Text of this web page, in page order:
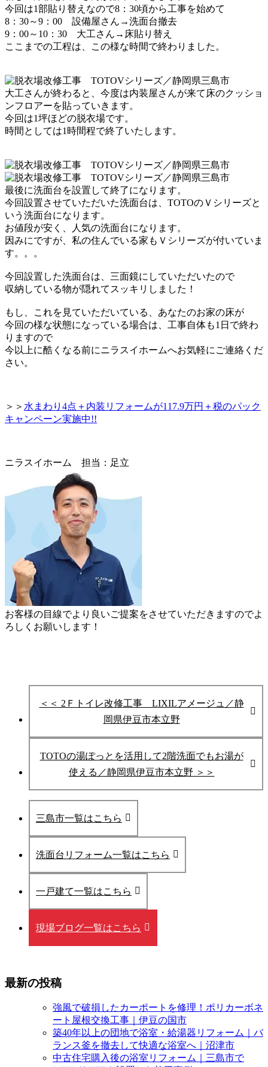
今回は1部貼り替えなので8：30頃から工事を始めて
8：30～9：00 設備屋さん→洗面台撤去
9：00～10：30 大工さん→床貼り替え
ここまでの工程は、この様な時間で終わりました。
大工さんが終わると、今度は内装屋さんが来て 床のクッショ
ンフロアーを貼っていきます。
今回は1坪ほどの脱衣場です。
時間としては1時間程で終了いたします。
最後に洗面台を設置して終了になります。
今回設置させていただいた洗面台は、 TOTOのＶシリーズと
いう洗面台になります。
お値段が安く、人気の洗面台になります。
因みにですが、私の住んでいる家もＶシリーズが付いていま
す。。。
今回設置した洗面台は、三面鏡にしていただいたので
収納している物が隠れてスッキリしました！
もし、これを見ていただいている、あなたのお家の床が
今回の様な状態になっている場合は、 工事自体も1日で終わ
りますので
今以上に酷くなる前にニラスイホームへお気軽にご連絡くだ
さい。
＞＞ 水まわり4点＋内装リフォームが117.9万円＋税のパック
キャンペーン実施中!!
ニラスイホーム 担当：足立
お客様の目線でより良いご提案をさせていただきますのでよ
ろしくお願いします！
＜＜ 2Ｆトイレ改修工事 LIXILアメージュ／静
岡県伊豆市本立野
TOTOの湯ぽっとを活用して2階洗面でもお湯が
使える／静岡県伊豆市本立野 ＞＞
三島市一覧はこちら
洗面台リフォーム一覧はこちら
一戸建て一覧はこちら
現場ブログ一覧はこちら
最新の投稿
強風で破損したカーポートを修理！ポリカーボネ
ート屋根交換工事｜伊豆の国市
築40年以上の団地で浴室・給湯器リフォーム｜バ
ランス釜を撤去して快適な浴室へ｜沼津市
中古住宅購入後の浴室リフォーム｜三島市で